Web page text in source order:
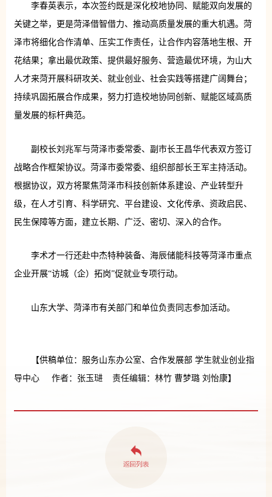
李春英表示，本次签约既是深化校地协同、赋能双向发展的
关键之举，更是菏泽借智借力、推动高质量发展的重大机遇。菏
泽市将细化合作清单、压实工作责任，让合作内容落地生根、开
花结果；拿出最优政策、提供最好服务、营造最优环境，为山大
人才来菏开展科研攻关、就业创业、社会实践等搭建广阔舞台；
持续巩固拓展合作成果，努力打造校地协同创新、赋能区域高质
量发展的标杆典范。
副校长刘兆军与菏泽市委常委、副市长王昌华代表双方签订
战略合作框架协议。菏泽市委常委、组织部部长王军主持活动。
根据协议，双方将聚焦菏泽市科技创新体系建设、产业转型升
级，在人才引育、科学研究、平台建设、文化传承、资政启民、
民生保障等方面，建立长期、广泛、密切、深入的合作。
李术才一行还赴中杰特种装备、海辰储能科技等菏泽市重点
企业开展“访城（企）拓岗”促就业专项行动。
山东大学、菏泽市有关部门和单位负责同志参加活动。
【供稿单位：服务山东办公室、合作发展部 学生就业创业指
导中心 作者：张玉琎 责任编辑：林竹 曹梦璐 刘怡康】